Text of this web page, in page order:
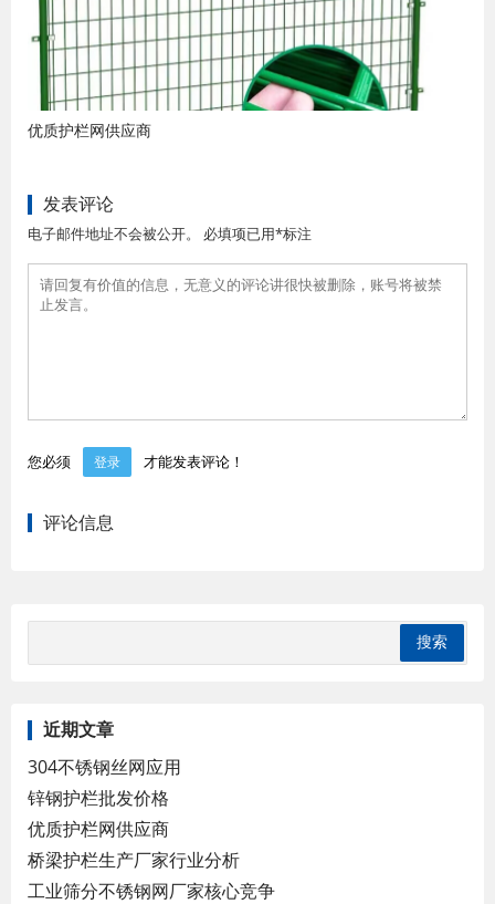
优质护栏网供应商
发表评论
电子邮件地址不会被公开。 必填项已用*标注
您必须 登录 才能发表评论！
评论信息
近期文章
304不锈钢丝网应用
锌钢护栏批发价格
优质护栏网供应商
桥梁护栏生产厂家行业分析
工业筛分不锈钢网厂家核心竞争